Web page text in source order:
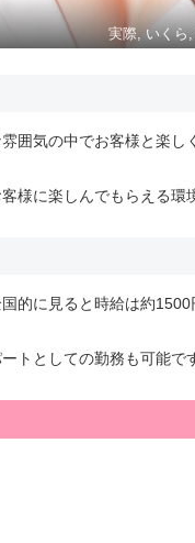
実際, いくら
囲気の中でお客様と楽し
様に楽しんでもらえる環
的に見ると時給は約1500
トとしての勤務も可能で